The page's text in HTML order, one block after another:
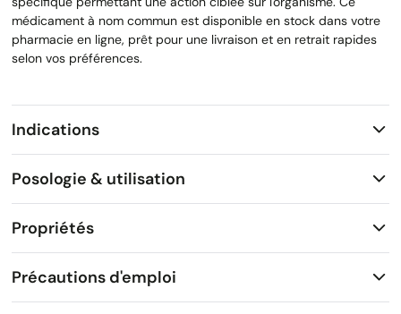
médicament à nom commun est disponible en stock dans votre
pharmacie en ligne, prêt pour une livraison et en retrait rapides
selon vos préférences.
Indications
Posologie & utilisation
Propriétés
Précautions d'emploi